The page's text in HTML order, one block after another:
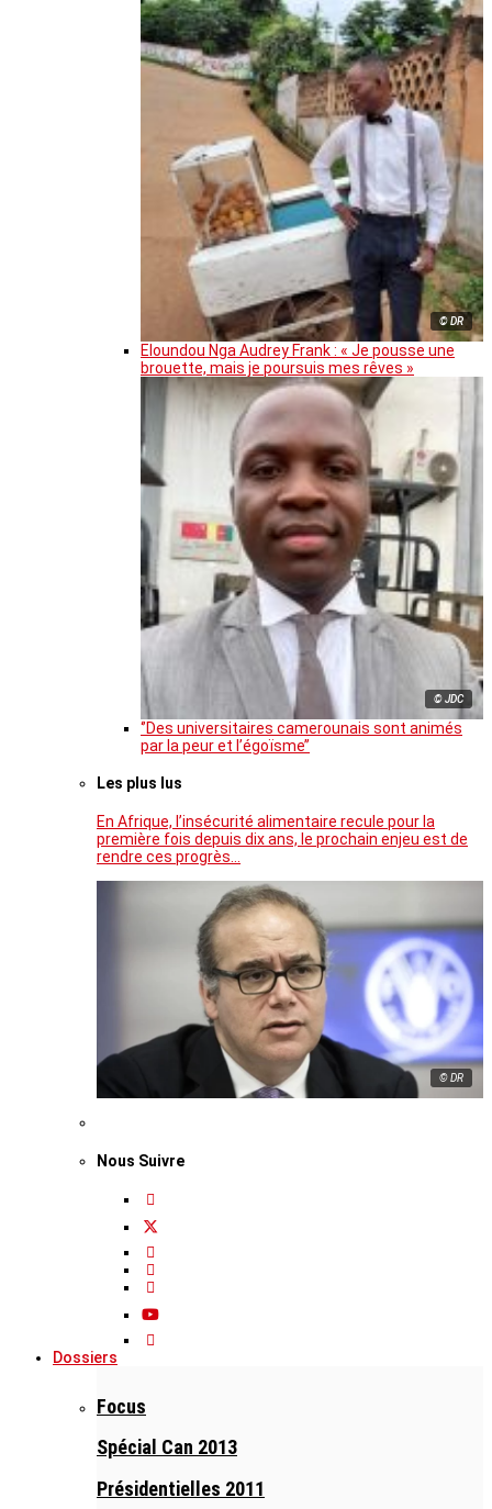
© DR
Eloundou Nga Audrey Frank : « Je pousse une
brouette, mais je poursuis mes rêves »
© JDC
‘’Des universitaires camerounais sont animés
par la peur et l’égoïsme’’
Les plus lus
En Afrique, l’insécurité alimentaire recule pour la
première fois depuis dix ans, le prochain enjeu est de
rendre ces progrès…
© DR
Nous Suivre
Dossiers
Focus
Spécial Can 2013
Présidentielles 2011